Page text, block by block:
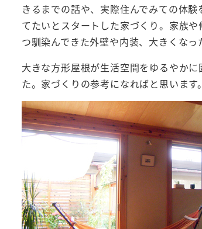
きるまでの話や、実際住んでみての体
てたいとスタートした家づくり。家族
つ馴染んできた外壁や内装、大きくなっ
大きな方形屋根が生活空間をゆるやか
た。家づくりの参考になればと思います。